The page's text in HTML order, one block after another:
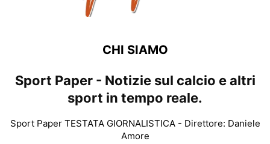
CHI SIAMO
Sport Paper - Notizie sul calcio e altri
sport in tempo reale.
Sport Paper TESTATA GIORNALISTICA - Direttore: Daniele
Amore